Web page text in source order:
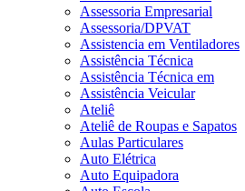
Assessoria Empresarial
Assessoria/DPVAT
Assistencia em Ventiladores
Assistência Técnica
Assistência Técnica em
Assistência Veicular
Ateliê
Ateliê de Roupas e Sapatos
Aulas Particulares
Auto Elétrica
Auto Equipadora